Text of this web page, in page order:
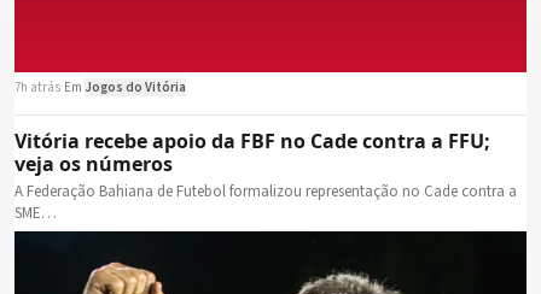
7h atrás Em Jogos do Vitória
Vitória recebe apoio da FBF no Cade contra a FFU;
veja os números
A Federação Bahiana de Futebol formalizou representação no Cade contra a
SME…